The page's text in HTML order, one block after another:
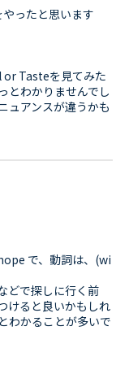
ったと思います
Tasteを見てみた
とわかりませんでし
ュアンスが違うかも
で、動詞は、(wi
どで探しに行く前
けると良いかもしれ
わかることが多いで